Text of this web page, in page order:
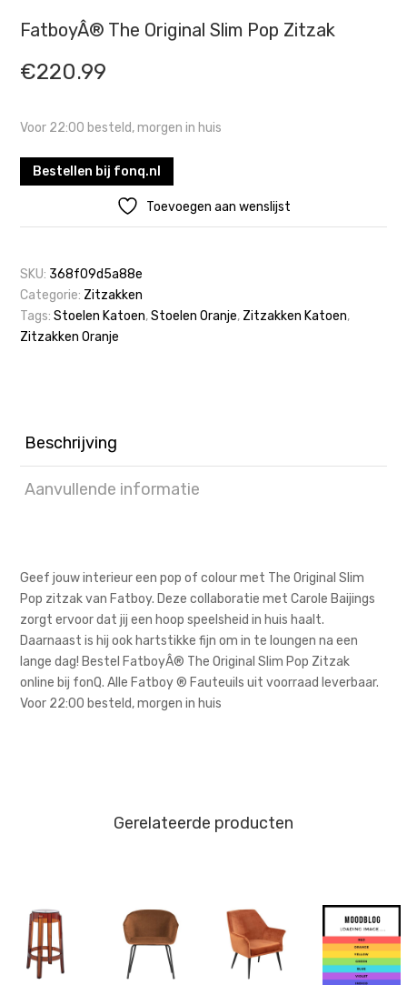
FatboyÂ® The Original Slim Pop Zitzak
€220.99
Voor 22:00 besteld, morgen in huis
Bestellen bij fonq.nl
Toevoegen aan wenslijst
SKU: 368f09d5a88e
Categorie: Zitzakken
Tags:Stoelen Katoen,Stoelen Oranje, Zitzakken Katoen,
Zitzakken Oranje
Beschrijving
Aanvullende informatie
Geef jouw interieur een pop of colour met The Original Slim
Pop zitzak van Fatboy. Deze collaboratie met Carole Baijings
zorgt ervoor dat jij een hoop speelsheid in huis haalt.
Daarnaast is hij ook hartstikke fijn om in te loungen na een
lange dag! Bestel FatboyÂ® The Original Slim Pop Zitzak
online bij fonQ. Alle Fatboy ® Fauteuils uit voorraad leverbaar.
Voor 22:00 besteld, morgen in huis
Gerelateerde producten